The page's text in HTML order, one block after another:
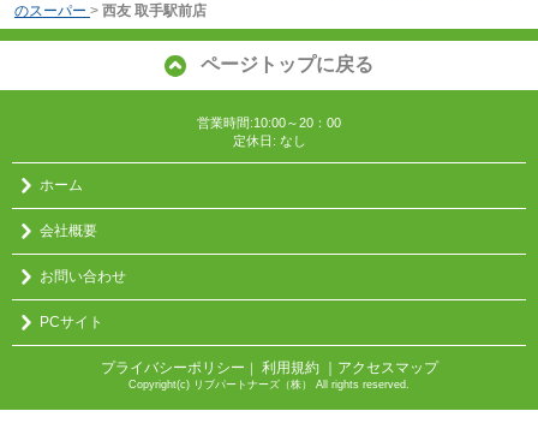
のスーパー > 西友 取手駅前店
ページトップに戻る
営業時間:10:00～20：00
定休日: なし
ホーム
会社概要
お問い合わせ
PCサイト
プライバシーポリシー ｜ 利用規約 ｜アクセスマップ
Copyright(c) リブパートナーズ（株） All rights reserved.